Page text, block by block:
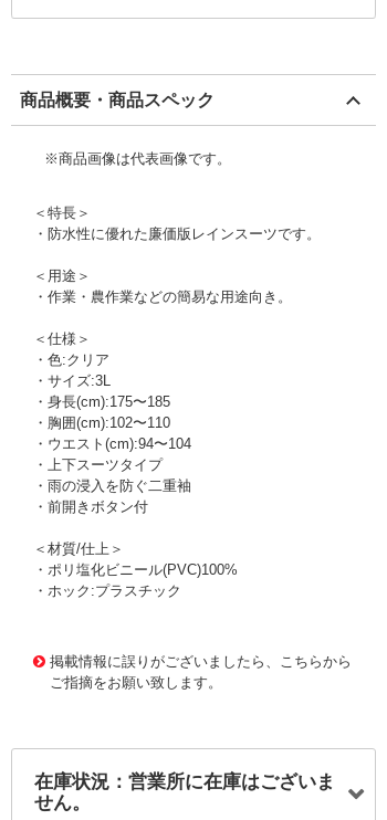
商品概要・商品スペック
※商品画像は代表画像です。
＜特長＞
・防水性に優れた廉価版レインスーツです。
＜用途＞
・作業・農作業などの簡易な用途向き。
＜仕様＞
・色:クリア
・サイズ:3L
・身長(cm):175〜185
・胸囲(cm):102〜110
・ウエスト(cm):94〜104
・上下スーツタイプ
・雨の浸入を防ぐ二重袖
・前開きボタン付
＜材質/仕上＞
・ポリ塩化ビニール(PVC)100%
・ホック:プラスチック
掲載情報に誤りがございましたら、こちらから
ご指摘をお願い致します。
在庫状況：営業所に在庫はございま
せん。